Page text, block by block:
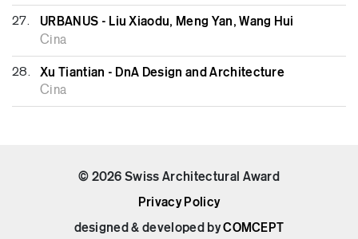
27. URBANUS - Liu Xiaodu, Meng Yan, Wang Hui
Cina
28. Xu Tiantian - DnA Design and Architecture
Cina
© 2026 Swiss Architectural Award
Privacy Policy
designed & developed byCOMCEPT